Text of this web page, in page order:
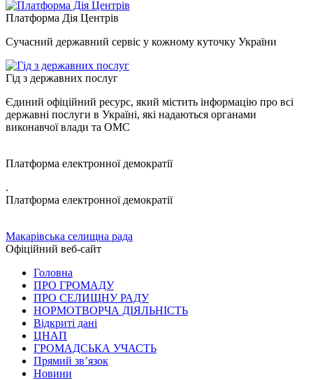
Платформа Дія Центрів
Сучасний державний сервіс у кожному куточку України
Гід з державних послуг
Єдиний офіційний ресурс, який містить інформацію про всі
державні послуги в Україні, які надаються органами
виконавчої влади та ОМС
Платформа електронної демократії
.
Платформа електронної демократії
Макарівська селищна рада
Офіційний веб-сайт
Головна
ПРО ГРОМАДУ
ПРО СЕЛИЩНУ РАДУ
НОРМОТВОРЧА ДІЯЛЬНІСТЬ
Відкриті дані
ЦНАП
ГРОМАДСЬКА УЧАСТЬ
Прямий зв’язок
Новини